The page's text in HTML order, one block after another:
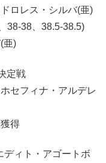
ロレス・シルバ(亜)
38-38、38.5-38.5)
亜)
定戦
セフィナ・アルデレ
得
ィト・アゴートボ